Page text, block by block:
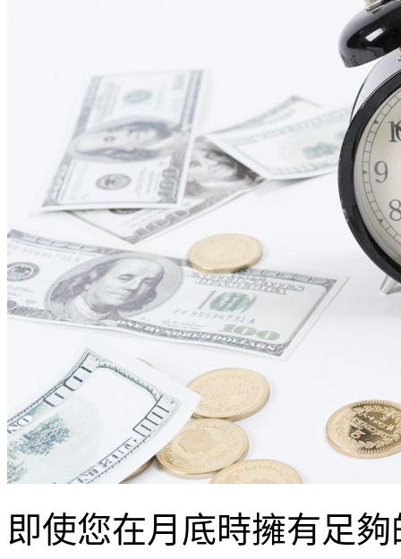
即使您在月底時擁有足